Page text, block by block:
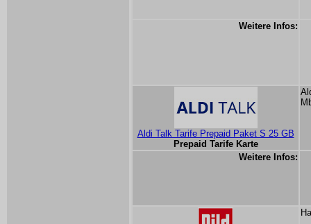
Weitere Infos:
Aldi Talk Tarife Prepaid Paket S 25 GB
Prepaid Tarife Karte
Weitere Infos: